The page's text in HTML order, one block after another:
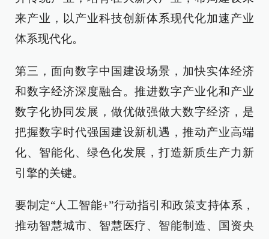
来产业，以产业科技创新体系现代化加速产业
体系现代化。
第三，面向数字中国建设场景，加快实体经济
和数字经济深度融合。推进数字产业化和产业
数字化协同发展，做优做强做大数字经济，是
把握数字时代强国建设新机遇，推动产业高端
化、智能化、绿色化发展，打造新质生产力新
引擎的关键。
要制定“人工智能+”行动指引和政策支持体系，
推动智慧城市、智慧医疗、智能制造、国资央